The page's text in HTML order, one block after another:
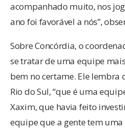
acompanhado muito, nos
ano foi favorável a nós”,
Sobre Concórdia, o
se tratar de uma equipe
bem no certame. Ele lembra
Rio do Sul, “que é uma
Xaxim, que havia feito
equipe que a gente tem